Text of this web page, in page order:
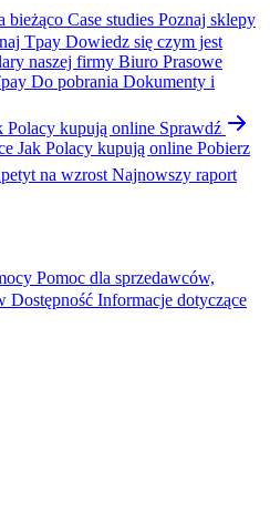
bieżąco Case studies Poznaj sklepy
Tpay Dowiedz się czym jest
naszej firmy Biuro Prasowe
Do pobrania Dokumenty i
Polacy kupują online Sprawdź
Jak Polacy kupują online Pobierz
na wzrost Najnowszy raport
Pomoc dla sprzedawców,
Dostępność Informacje dotyczące